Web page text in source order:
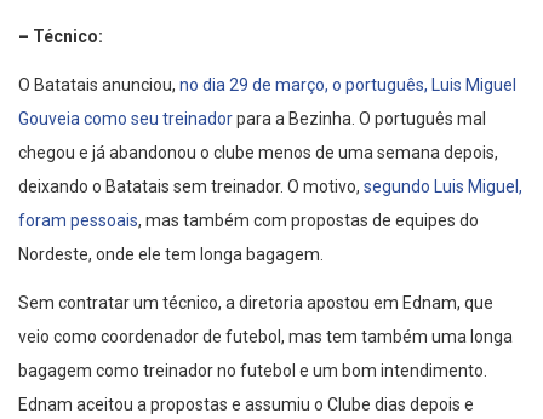
– Técnico:
O Batatais anunciou, no dia 29 de março, o português, Luis Miguel
Gouveia como seu treinadorpara a Bezinha. O português mal
chegou e já abandonou o clube menos de uma semana depois,
deixando o Batatais sem treinador. O motivo, segundo Luis Miguel,
foram pessoais, mas também com propostas de equipes do
Nordeste, onde ele tem longa bagagem.
Sem contratar um técnico, a diretoria apostou em Ednam, que
veio como coordenador de futebol, mas tem também uma longa
bagagem como treinador no futebol e um bom intendimento.
Ednam aceitou a propostas e assumiu o Clube dias depois e